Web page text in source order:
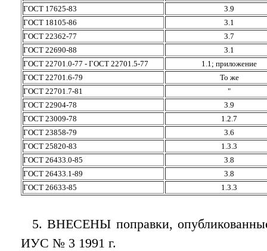
ГОСТ 17625-83
3.9
ГОСТ 18105-86
3.1
ГОСТ 22362-77
3.7
ГОСТ 22690-88
3.1
ГОСТ 22701.0-77 - ГОСТ 22701.5-77
1.1; приложение
ГОСТ 22701.6-79
То же
ГОСТ 22701.7-81
"
ГОСТ 22904-78
3.9
ГОСТ 23009-78
1.2.7
ГОСТ 23858-79
3.6
ГОСТ 25820-83
1.3.3
ГОСТ 26433.0-85
3.8
ГОСТ 26433.1-89
3.8
ГОСТ 26633-85
1.3.3
5. ВНЕСЕНЫ поправки,
ИУС № 3 1991 г.